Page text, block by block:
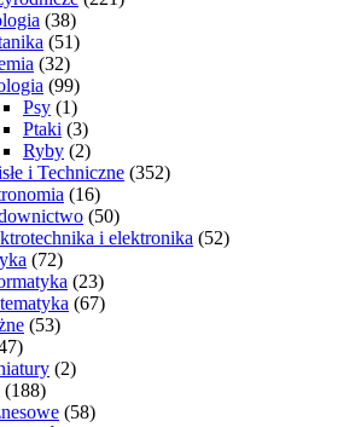
(38)
(51)
(32)
(99)
Psy (1)
Ptaki (3)
Ryby (2)
i Techniczne (352)
(16)
(50)
i elektronika (52)
(72)
(23)
(67)
(53)
(2)
(188)
(58)